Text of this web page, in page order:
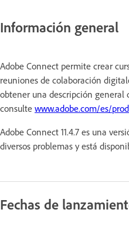
Información general
Adobe Connect permite crear
reuniones de colaboración
obtener una descripción general
consulte www.adobe.com/es/
Adobe Connect 11.4.7 es una
diversos problemas y está
Fechas de